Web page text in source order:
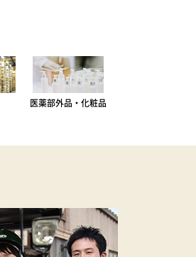
医薬部外品・化粧品